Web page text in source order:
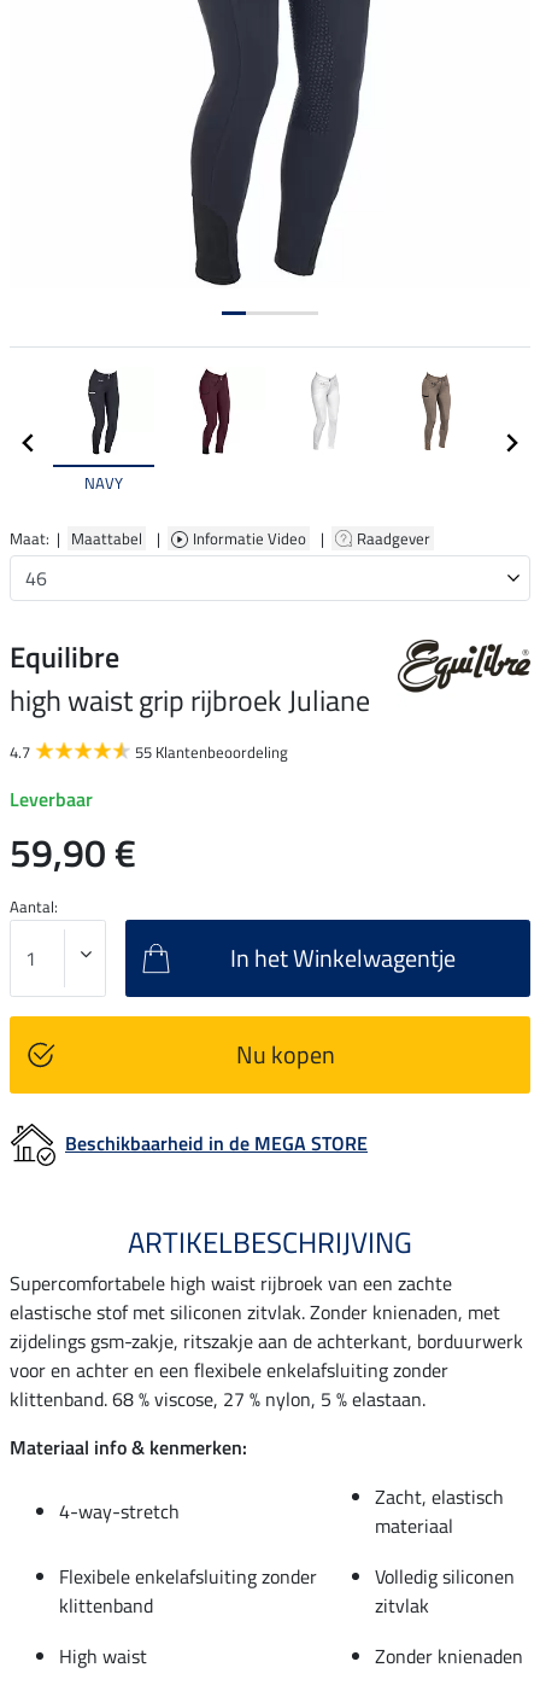
NAVY
Maat: | Maattabel | Informatie Video | Raadgever
Equilibre
high waist grip rijbroek Juliane
4.7 55 Klantenbeoordeling
Leverbaar
59,90 €
Aantal:
In het Winkelwagentje
Nu kopen
Beschikbaarheid in de MEGA STORE
ARTIKELBESCHRIJVING
Supercomfortabele high waist rijbroek van een zachte
elastische stof met siliconen zitvlak. Zonder knienaden, met
zijdelings gsm-zakje, ritszakje aan de achterkant, borduurwerk
voor en achter en een flexibele enkelafsluiting zonder
klittenband. 68 % viscose, 27 % nylon, 5 % elastaan.
Materiaal info & kenmerken:
4-way-stretch
Zacht, elastisch
materiaal
Flexibele enkelafsluiting zonder
klittenband
Volledig siliconen
zitvlak
High waist
Zonder knienaden